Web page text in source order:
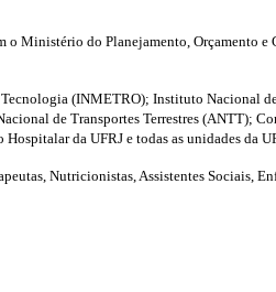
o Ministério do Planejamento, Orçamento e
(INMETRO); Instituto Nacional
de Transportes Terrestres (ANTT);
da UFRJ e todas as unidades da
Nutricionistas, Assistentes Sociais,